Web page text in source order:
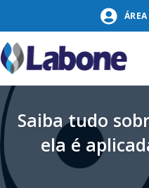
conteúdo
Saiba tudo
ela é